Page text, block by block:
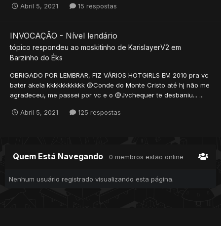
Abril 5, 2021 15 respostas
INVOCAÇÃO - Nível lendário
tópico respondeu ao moskitinho de KarislayerV2 em
Barzinho do Éks
OBRIGADO POR LEMBRAR, FIZ VÁRIOS HOTGIRLS EM 2010 pra vc
bater akela kkkkkkkkkkk @Conde do Monte Cristo até hj não me
agradeceu, me passei por vc e o @Jvchequer te desbaniu... ...
Abril 5, 2021 125 respostas
Quem Está Navegando 0 membros estão online
Nenhum usuário registrado visualizando esta página.